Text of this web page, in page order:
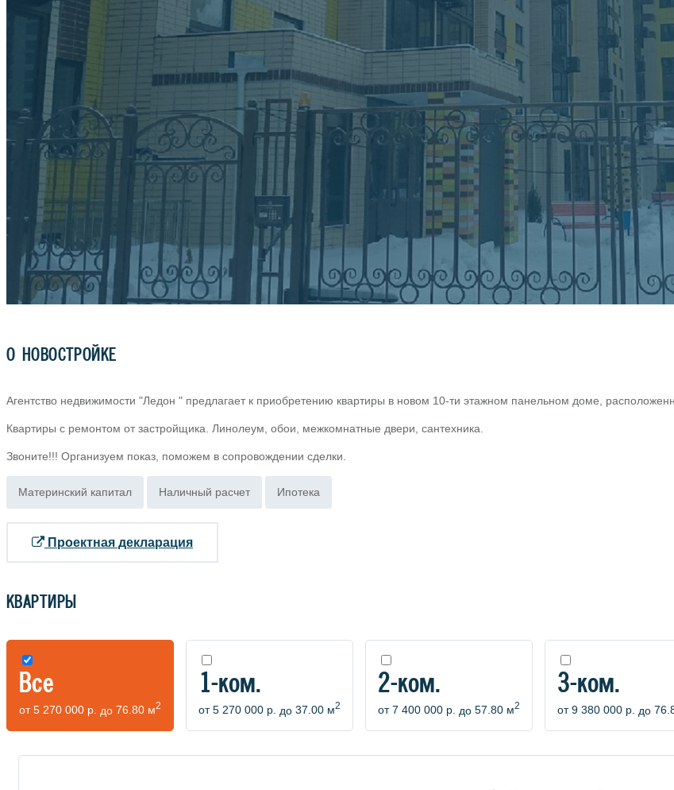
О НОВОСТРОЙКЕ
Агентство недвижимости "Ледон " предлагает к приобретению квартиры в новом 10-ти этажном панельном доме,
Квартиры с ремонтом от застройщика. Линолеум, обои, межкомнатные двери, сантехника.
Звоните!!! Организуем показ, поможем в сопровождении сделки.
Материнский капитал Наличный расчет Ипотека
Проектная декларация
КВАРТИРЫ
Все
от5 270 000 р. до 76.80 м2
1-ком.
от5 270 000 р. до 37.00 м2
2-ком.
от7 400 000 р. до 57.80 м2
3-ком.
от9 380 000 р. до